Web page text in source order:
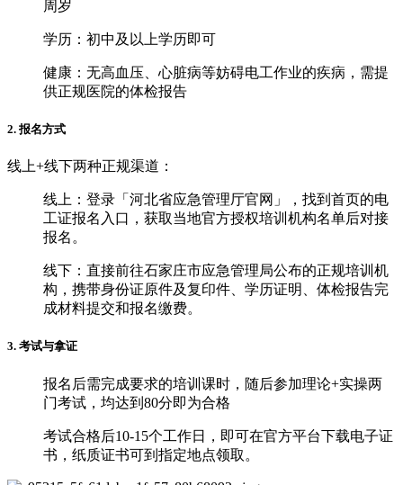
周岁
学历：初中及以上学历即可
健康：无高血压、心脏病等妨碍电工作业的疾病，需提
供正规医院的体检报告
2. 报名方式
线上+线下两种正规渠道：
‌线上‌：登录「河北省应急管理厅官网」，找到首页的电
工证报名入口，获取当地官方授权培训机构名单后对接
报名。
‌线下‌：直接前往石家庄市应急管理局公布的正规培训机
构，携带身份证原件及复印件、学历证明、体检报告完
成材料提交和报名缴费。
3. 考试与拿证
报名后需完成要求的培训课时，随后参加理论+实操两
门考试，均达到80分即为合格
考试合格后10-15个工作日，即可在官方平台下载电子证
书，纸质证书可到指定地点领取。